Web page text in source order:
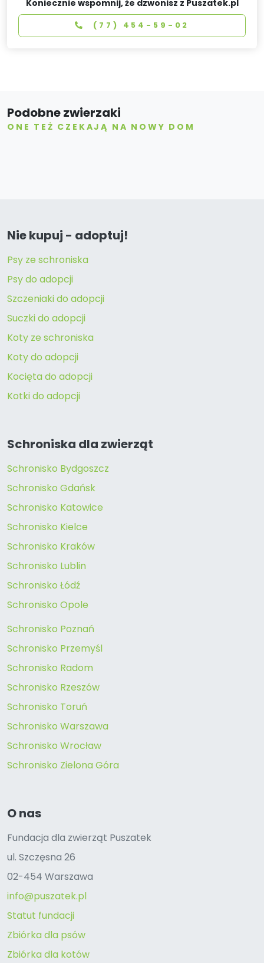
Koniecznie wspomnij, że dzwonisz z Puszatek.pl
(77) 454-59-02
Podobne zwierzaki
ONE TEŻ CZEKAJĄ NA NOWY DOM
Nie kupuj - adoptuj!
Psy ze schroniska
Psy do adopcji
Szczeniaki do adopcji
Suczki do adopcji
Koty ze schroniska
Koty do adopcji
Kocięta do adopcji
Kotki do adopcji
Schroniska dla zwierząt
Schronisko Bydgoszcz
Schronisko Gdańsk
Schronisko Katowice
Schronisko Kielce
Schronisko Kraków
Schronisko Lublin
Schronisko Łódź
Schronisko Opole
Schronisko Poznań
Schronisko Przemyśl
Schronisko Radom
Schronisko Rzeszów
Schronisko Toruń
Schronisko Warszawa
Schronisko Wrocław
Schronisko Zielona Góra
O nas
Fundacja dla zwierząt Puszatek
ul. Szczęsna 26
02-454 Warszawa
info@puszatek.pl
Statut fundacji
Zbiórka dla psów
Zbiórka dla kotów